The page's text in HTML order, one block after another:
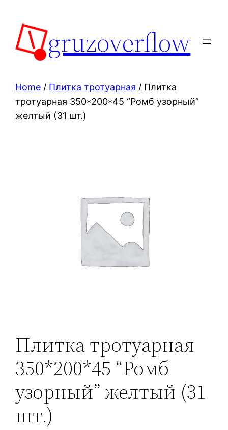
content
gruzoverflow
Home / Плитка тротуарная / Плитка
тротуарная 350*200*45 “Ромб узорный”
желтый (31 шт.)
Плитка тротуарная
350*200*45 “Ромб
узорный” желтый (31
шт.)